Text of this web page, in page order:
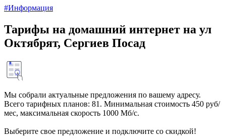
#Информация
Тарифы на домашний интернет на ул
Октябрят, Сергиев Посад
Мы собрали актуальные предложения по вашему адресу.
Всего тарифных планов: 81. Минимальная стоимость 450 руб/
мес, максимальная скорость 1000 Мб/с.
Выберите свое предложение и подключите со скидкой!